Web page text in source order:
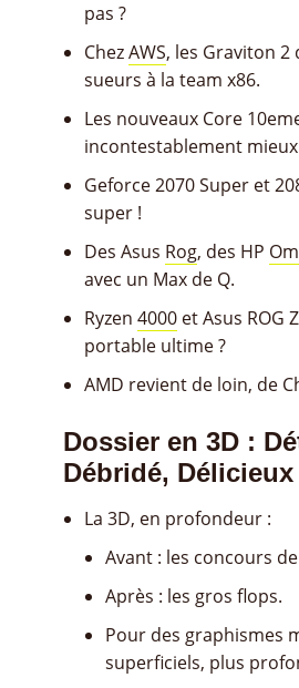
pas ?
ChezAWS, les Graviton 2
sueurs à la team x86.
Les nouveaux Core
incontestablement mieux
Geforce 2070 Super et
super !
Des Asus Rog, des HP
avec un Max de Q.
Ryzen 4000 et Asus ROG
portable ultime ?
AMD revient de loin, de
Dossier en 3D :
Débridé, Délicieux
La 3D, en profondeur :
Avant : les concours
Après : les gros flops.
Pour des graphismes
superficiels, plus